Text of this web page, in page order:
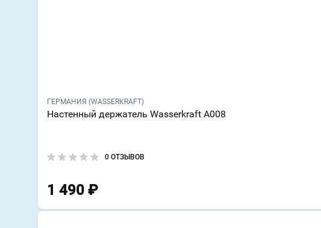
ГЕРМАНИЯ (WASSERKRAFT)
Настенный держатель Wasserkraft A008
0 ОТЗЫВОВ
1 490 ₽